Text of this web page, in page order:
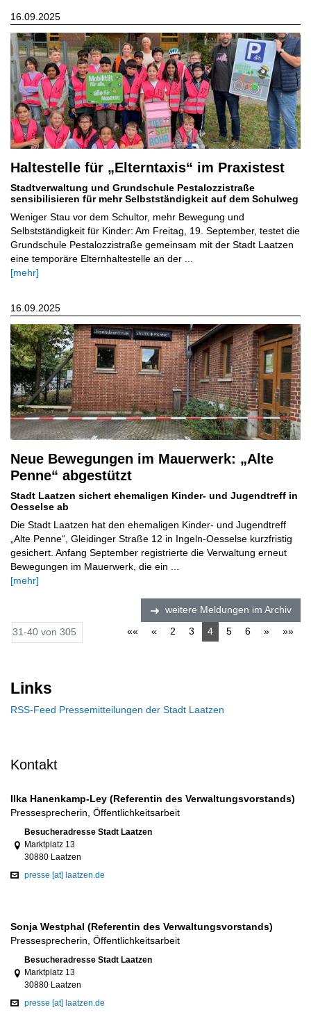
Haltestelle für „Elterntaxis“ im Praxistest
Stadtverwaltung und Grundschule Pestalozzistraße
sensibilisieren für mehr Selbstständigkeit auf dem Schulweg
Weniger Stau vor dem Schultor, mehr Bewegung und
Selbstständigkeit für Kinder: Am Freitag, 19. September, testet die
Grundschule Pestalozzistraße gemeinsam mit der Stadt Laatzen
eine temporäre Elternhaltestelle an der ...
[mehr]
16.09.2025
Neue Bewegungen im Mauerwerk: „Alte
Penne“ abgestützt
Stadt Laatzen sichert ehemaligen Kinder- und Jugendtreff in
Oesselse ab
Die Stadt Laatzen hat den ehemaligen Kinder- und Jugendtreff
„Alte Penne“, Gleidinger Straße 12 in Ingeln-Oesselse kurzfristig
gesichert. Anfang September registrierte die Verwaltung erneut
Bewegungen im Mauerwerk, die ein ...
[mehr]
16.09.2025
weitere Meldungen im Archiv
31-40 von 305 «« « 2 3 4 5 6 » »»
Links
RSS-Feed Pressemitteilungen der Stadt Laatzen
Kontakt
Ilka Hanenkamp-Ley (Referentin des Verwaltungsvorstands)
Pressesprecherin, Öffentlichkeitsarbeit
Link zur Google-Maps Navigation
Besucheradresse Stadt Laatzen
Marktplatz 13
30880 Laatzen
presse [at] laatzen.de
Sonja Westphal (Referentin des Verwaltungsvorstands)
Pressesprecherin, Öffentlichkeitsarbeit
Link zur Google-Maps Navigation
Besucheradresse Stadt Laatzen
Marktplatz 13
30880 Laatzen
presse [at] laatzen.de